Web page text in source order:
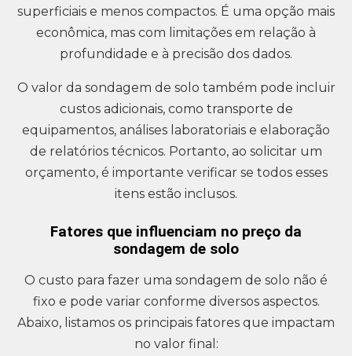
superficiais e menos compactos. É uma opção mais
econômica, mas com limitações em relação à
profundidade e à precisão dos dados.
O valor da sondagem de solo também pode incluir
custos adicionais, como transporte de
equipamentos, análises laboratoriais e elaboração
de relatórios técnicos. Portanto, ao solicitar um
orçamento, é importante verificar se todos esses
itens estão inclusos.
Fatores que influenciam no preço da
sondagem de solo
O custo para fazer uma sondagem de solo não é
fixo e pode variar conforme diversos aspectos.
Abaixo, listamos os principais fatores que impactam
no valor final: